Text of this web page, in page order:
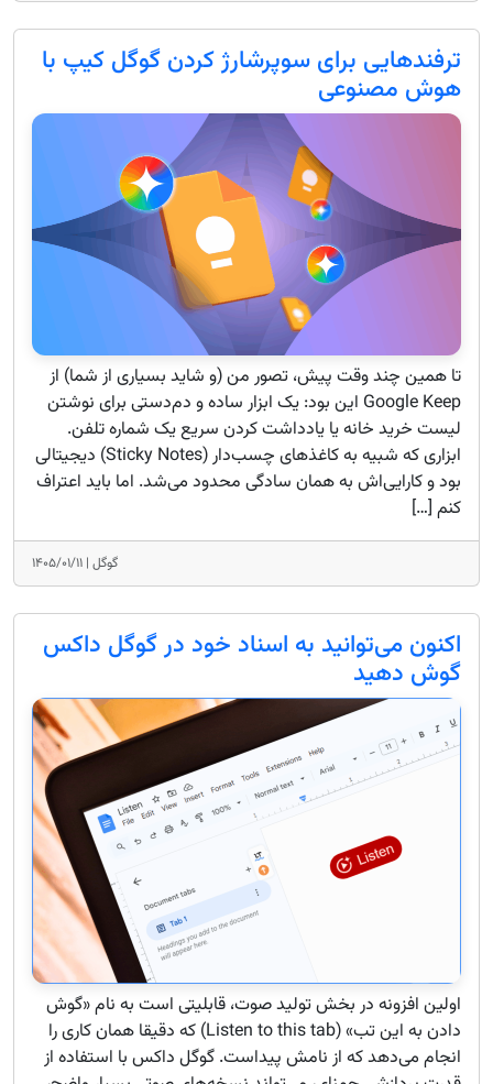
ترفندهایی برای سوپرشارژ کردن گوگل کیپ با
هوش مصنوعی
تا همین چند وقت پیش، تصور من (و شاید بسیاری از شما) از
Google Keep این بود: یک ابزار ساده و دم‌دستی برای نوشتن
لیست خرید خانه یا یادداشت کردن سریع یک شماره تلفن.
ابزاری که شبیه به کاغذهای چسب‌دار (Sticky Notes) دیجیتالی
بود و کارایی‌اش به همان سادگی محدود می‌شد. اما باید اعتراف
کنم […]
گوگل | ۱۴۰۵/۰۱/۱۱
اکنون می‌توانید به اسناد خود در گوگل داکس
گوش دهید
اولین افزونه در بخش تولید صوت، قابلیتی است به نام «گوش
دادن به این تب» (Listen to this tab) که دقیقا همان کاری را
انجام می‌دهد که از نامش پیداست. گوگل داکس با استفاده از